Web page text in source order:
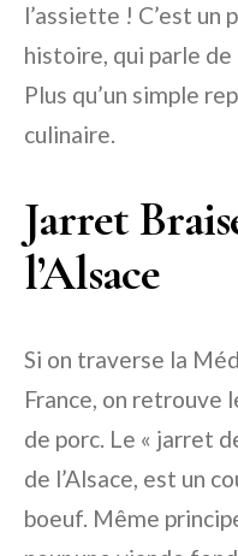
l’assiette ! C’est un
histoire, qui parle
Plus qu’un simple
culinaire.
Jarret
l’Alsace
Si on traverse la
France, on retrouve
de porc. Le « jarret
de l’Alsace, est un
boeuf. Même